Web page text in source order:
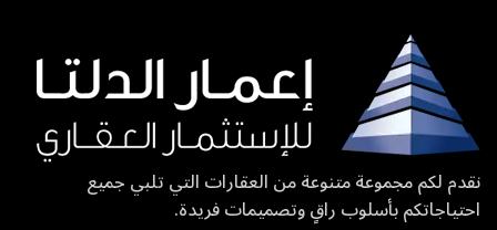
نقدم لكم مجموعة متنوعة من العقارات التي تلبي جميع
احتياجاتكم بأسلوب راقٍ وتصميمات فريدة.